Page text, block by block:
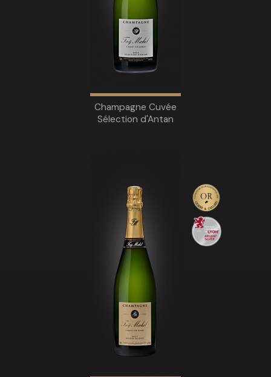
Champagne Cuvée
Sélection d'Antan